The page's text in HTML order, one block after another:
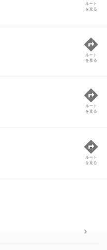
ルート
を見る
ルート
を見る
ルート
を見る
ルート
を見る